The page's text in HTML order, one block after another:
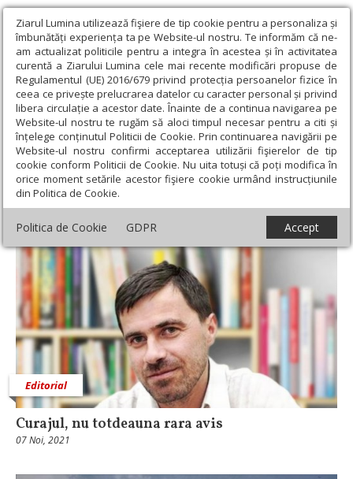
Ziarul Lumina utilizează fişiere de tip cookie pentru a personaliza și
îmbunătăți experiența ta pe Website-ul nostru. Te informăm că ne-
am actualizat politicile pentru a integra în acestea și în activitatea
curentă a Ziarului Lumina cele mai recente modificări propuse de
Regulamentul (UE) 2016/679 privind protecția persoanelor fizice în
ceea ce privește prelucrarea datelor cu caracter personal și privind
libera circulație a acestor date. Înainte de a continua navigarea pe
Website-ul nostru te rugăm să aloci timpul necesar pentru a citi și
înțelege conținutul Politicii de Cookie. Prin continuarea navigării pe
Website-ul nostru confirmi acceptarea utilizării fişierelor de tip
cookie conform Politicii de Cookie. Nu uita totuși că poți modifica în
orice moment setările acestor fişiere cookie urmând instrucțiunile
din Politica de Cookie.
Politica de Cookie GDPR Accept
Ziarul Lumina › Lumina de Duminică, Nr. 44 (824), Anul XVII, 07-11-
2021
Lumina de Duminică, Nr. 44 (824),
Anul XVII, 07-11-2021
Editorial
Curajul, nu totdeauna rara avis
07 Noi, 2021